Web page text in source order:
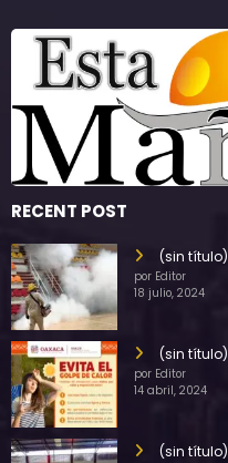
RECENT POST
(sin título)
por Editor
18 julio, 2024
(sin título)
por Editor
14 abril, 2024
(sin título)